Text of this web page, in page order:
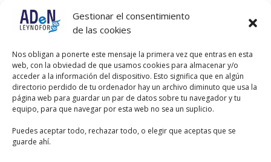
Gestionar el consentimiento
de las cookies
Nos obligan a ponerte este mensaje la primera vez que entras en esta
web, con la obviedad de que usamos cookies para almacenar y/o
acceder a la información del dispositivo. Esto significa que en algún
directorio perdido de tu ordenador hay un archivo diminuto que usa la
página web para guardar un par de datos sobre tu navegador y tu
equipo, para que navegar por esta web no sea un suplicio.
Puedes aceptar todo, rechazar todo, o elegir que aceptas que se
guarde ahí.
Temario Común Alcazar de
San Juan